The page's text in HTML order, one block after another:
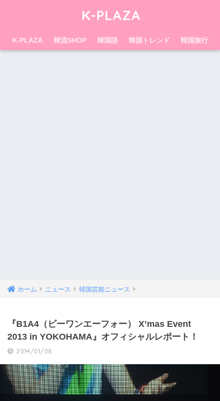
K-PLAZA
K-PLAZA 韓流SHOP 韓国語 韓国トレンド 韓国旅行
ホーム ニュース 韓国芸能ニュース
『B1A4（ビーワンエーフォー） X’mas Event
2013 in YOKOHAMA』オフィシャルレポート！
2014/01/08